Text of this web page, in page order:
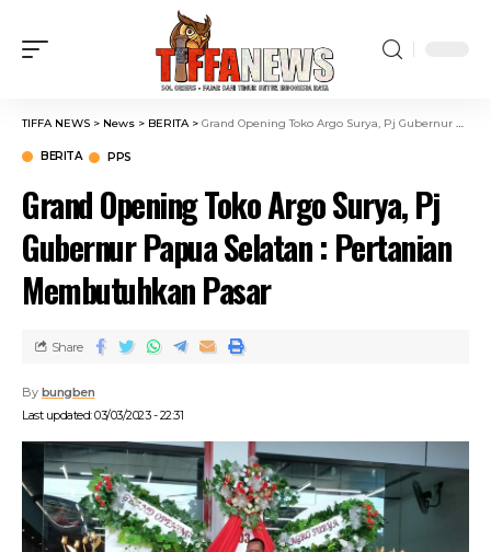
TIFFA NEWS > News > BERITA> Grand Opening Toko Argo Surya, Pj Gubernur Papua Selatan : Pertanian Membutuhkan Pasar
BERITA PPS
Grand Opening Toko Argo Surya, Pj
Gubernur Papua Selatan : Pertanian
Membutuhkan Pasar
Last updated: 03/03/2023 - 22:31
By bungben
Share